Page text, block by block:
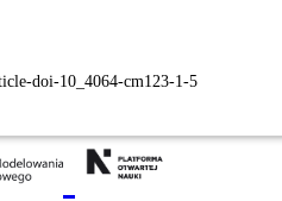
doi-10_4064-cm123-1-5